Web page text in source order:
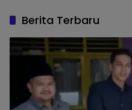
Berita Terbaru